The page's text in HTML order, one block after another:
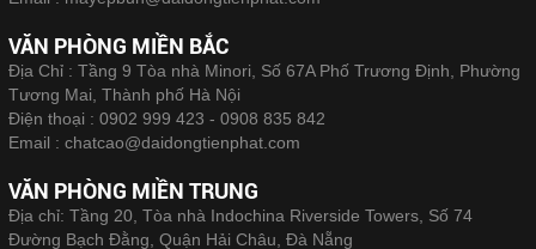
VĂN PHÒNG MIỀN BẮC
Địa Chỉ : Tầng 9 Tòa nhà Minori, Số 67A Phố Trương Định, Phường
Tương Mai, Thành phố Hà Nội
Điện thoại : 0902 999 423 - 0908 835 842
Email : chatcao@daidongtienphat.com
VĂN PHÒNG MIỀN TRUNG
Địa chỉ: Tầng 20, Tòa nhà Indochina Riverside Towers, Số 74
Đường Bạch Đằng, Quận Hải Châu, Đà Nẵng